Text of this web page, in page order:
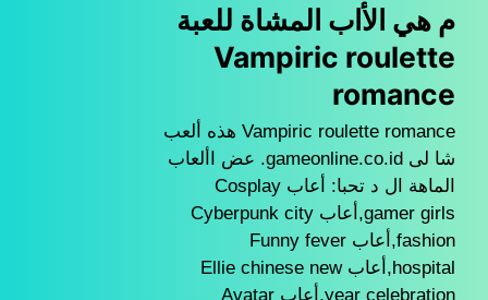
م هي الأاب المشاة للعبة
Vampiric roulette
romance
Vampiric roulette romance هذه ألعب
شا لى gameonline.co.id. عض األعاب
الماهة ال د تحبا: أعاب Cosplay
gamer girls,أعاب Cyberpunk city
fashion,أعاب Funny fever
hospital,أعاب Ellie chinese new
year celebration,أعاب Avatar